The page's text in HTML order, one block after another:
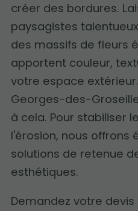
créer des bordures.
paysagistes
des massifs de fleurs
apportent couleur,
votre espace
Georges-des-
à cela. Pour stabiliser
l'érosion, nous offrons
solutions de retenue
esthétiques.
Demandez votre